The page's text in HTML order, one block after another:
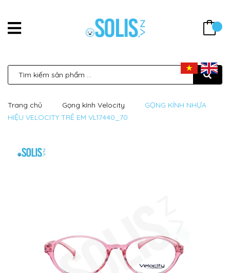
Trang chủ Gọng kính Velocity
GỌNG KÍNH NHỰA
HIỆU VELOCITY TRẺ EM VL17440_70